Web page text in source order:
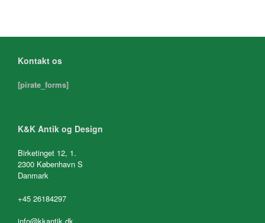
Kontakt os
[pirate_forms]
K&K Antik og Design
Birketinget 12, 1.
2300 København S
Danmark
+45 26184297